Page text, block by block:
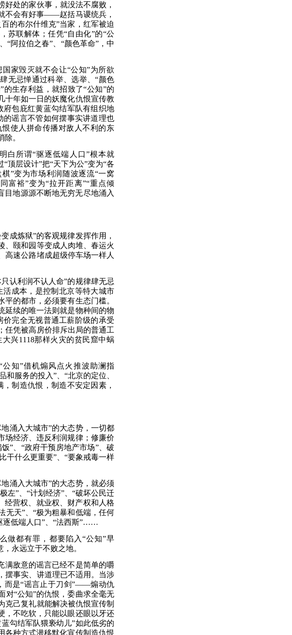
处的家伙事，就没法不腐败，
不会有好事——赵括马谡统兵，
百的布尔什维克”当家，红军被迫
苏联解体 ； 任凭“自由化”的“公
“阿拉伯之春”、“颜色革命”，中
家毁灭就不会让“公知”为所欲
无忌惮通过科举、选举、“颜色
生存利益，就招致了“公知”的
十年如一日的妖魔化仇恨宣传教
府包庇红黄蓝勾结军队有组织地
的谣言不管如何摆事实讲道理也
使人拼命传播对敌人不利的东
。
白所谓“驱逐低端人口”根本就
层设计”把“天下为公”变为“各
”变为市场利润随波逐流“一窝
富裕”变为“拉开距离”“重点倾
目地源源不断地无穷无尽地涌入
成炼狱”的客观规律发挥作用，
、颐和园等变成人肉堆、春运火
高速公路堵成超级停车场一样人
认利润不认人命”的规律肆无忌
成本，是控制北京等特大城市
的都市，必须要有生态门槛。
延续的唯一法则就是物种间的物
价完全无视普通工薪阶级的承受
；任凭被高房价排斥出局的普通工
大兴1118那样火灾的贫民窟中蜗
知”借机煽风点火推波助澜指
和服务的投入”、“北京的定位、
制造仇恨，制造不安定因素，
涌入大城市”的大态势，一切都
场经济、违反利润规律； 修廉价
”、“政府干预房地产市场”、破
干什么更重要”、“要象戒毒一样
涌入大城市”的大态势，就必须
左”、“计划经济”、“破坏公民迁
经营权、就业权、财产权和人格
无天”、“极为粗暴和低端，任何
逐低端人口”、“法西斯”……
做都有罪，都要陷入 “公知”早
永远立于不败之地。
满敌意的谣言已经不是简单的嚼
摆事实、讲道理已不适用。当涉
而是“谣言止于刀剑”——煽动仇
对“公知”的仇恨，委曲求全毫无
克己复礼就能解决被仇恨宣传制
，不吃软，只能以眼还眼以牙还
勾结军队猥亵幼儿”如此低劣的
各种方式潜移默化宣传制造仇恨